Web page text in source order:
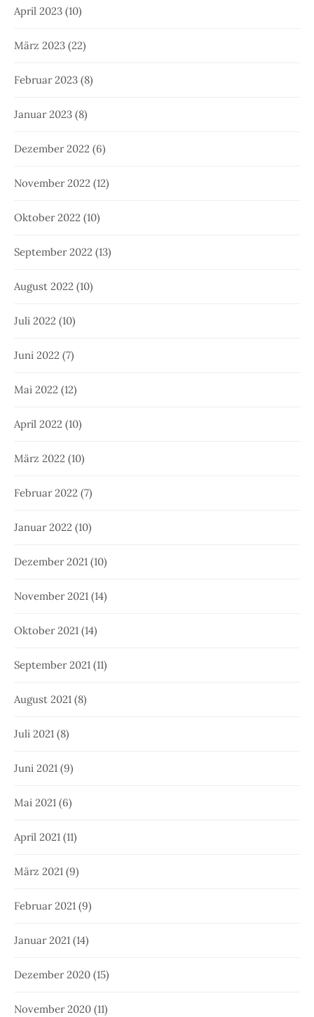
April 2023 (10)
März 2023 (22)
Februar 2023 (8)
Januar 2023 (8)
Dezember 2022 (6)
November 2022 (12)
Oktober 2022 (10)
September 2022 (13)
August 2022 (10)
Juli 2022 (10)
Juni 2022 (7)
Mai 2022 (12)
April 2022 (10)
März 2022 (10)
Februar 2022 (7)
Januar 2022 (10)
Dezember 2021 (10)
November 2021 (14)
Oktober 2021 (14)
September 2021 (11)
August 2021 (8)
Juli 2021 (8)
Juni 2021 (9)
Mai 2021 (6)
April 2021 (11)
März 2021 (9)
Februar 2021 (9)
Januar 2021 (14)
Dezember 2020 (15)
November 2020 (11)